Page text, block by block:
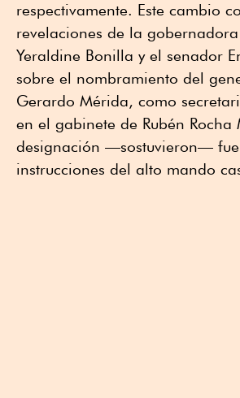
respectivamente. Este cambio
revelaciones de la
Yeraldine Bonilla y el senador
sobre el nombramiento del
Gerardo Mérida, como
en el gabinete de Rubén Rocha
designación —sostuvieron—
instrucciones del alto mando